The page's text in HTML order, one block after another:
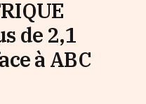
de 2,1
à ABC